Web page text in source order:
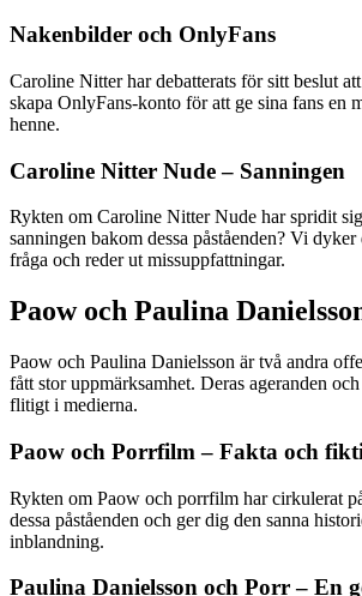
Nakenbilder och OnlyFans
Caroline Nitter har debatterats för sitt beslut
skapa OnlyFans-konto för att ge sina fans en
henne.
Caroline Nitter Nude – Sanningen
Rykten om Caroline Nitter Nude har spridit
sanningen bakom dessa påståenden? Vi
fråga och reder ut missuppfattningar.
Paow och Paulina
Paow och Paulina Danielsson är två andra
fått stor uppmärksamhet. Deras ageranden
flitigt i medierna.
Paow och Porrfilm – Fakta och
Rykten om Paow och porrfilm har cirkulerat
dessa påståenden och ger dig den sanna
inblandning.
Paulina Danielsson och Porr – En